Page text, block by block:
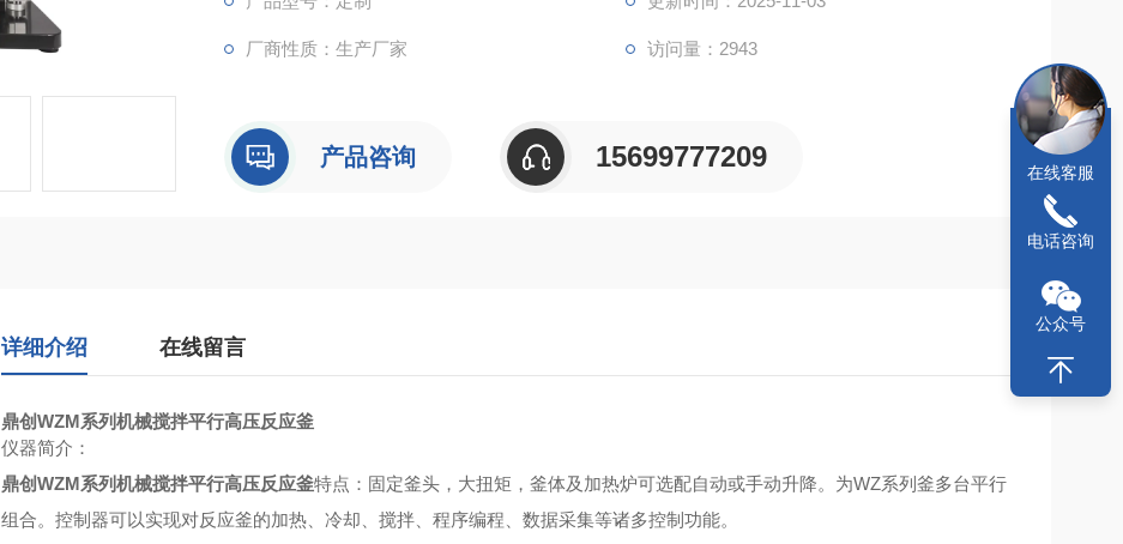
厂商性质：生产厂家 访问量：2943
产品咨询 15699777209
详细介绍 在线留言
鼎创WZM系列机械搅拌平行高压反应釜
仪器简介：
鼎创WZM系列机械搅拌平行高压反应釜特点：固定釜头，大扭矩，釜体及加热炉可选配自动或手动升降。为WZ系列釜多台平行
组合。控制器可以实现对反应釜的加热、冷却、搅拌、程序编程、数据采集等诸多控制功能。
在线客服
电话咨询
公众号